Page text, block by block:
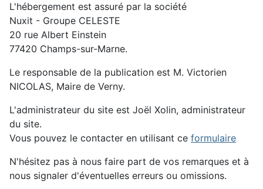
L'hébergement est assuré par la société
Nuxit - Groupe CELESTE
20 rue Albert Einstein
77420 Champs-sur-Marne.
Le responsable de la publication est M. Victorien
NICOLAS, Maire de Verny.
L'administrateur du site est Joël Xolin, administrateur
du site.
Vous pouvez le contacter en utilisant ce formulaire
N'hésitez pas à nous faire part de vos remarques et à
nous signaler d'éventuelles erreurs ou omissions.